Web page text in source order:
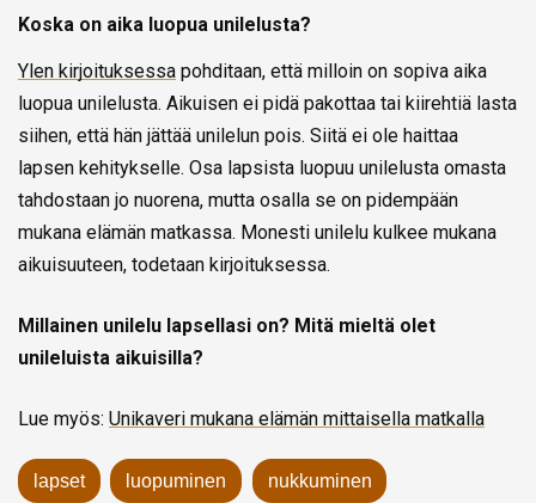
Koska on aika luopua unilelusta?
Ylen kirjoituksessa pohditaan, että milloin on sopiva aika
luopua unilelusta. Aikuisen ei pidä pakottaa tai kiirehtiä lasta
siihen, että hän jättää unilelun pois. Siitä ei ole haittaa
lapsen kehitykselle. Osa lapsista luopuu unilelusta omasta
tahdostaan jo nuorena, mutta osalla se on pidempään
mukana elämän matkassa. Monesti unilelu kulkee mukana
aikuisuuteen, todetaan kirjoituksessa.
Millainen unilelu lapsellasi on? Mitä mieltä olet
unileluista aikuisilla?
Lue myös: Unikaveri mukana elämän mittaisella matkalla
lapset luopuminen nukkuminen